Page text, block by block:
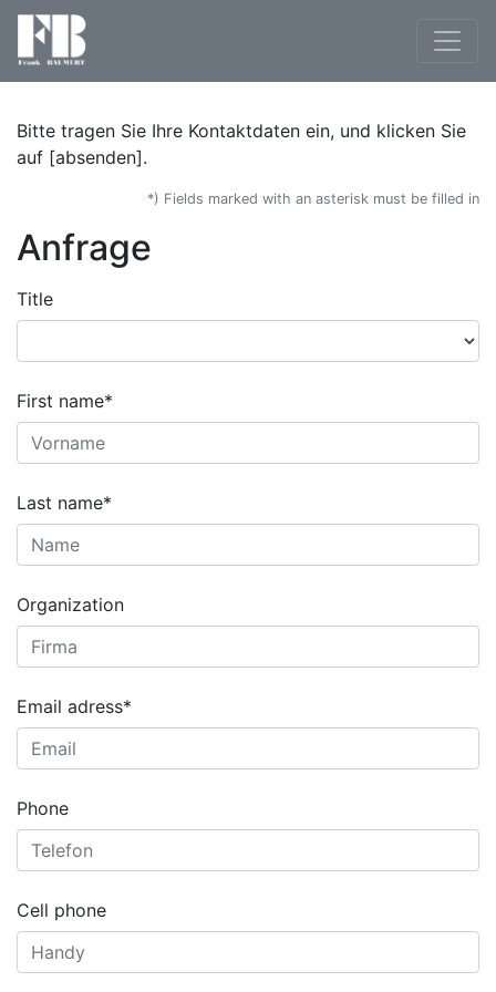
Bitte tragen Sie Ihre Kontaktdaten ein, und klicken Sie
auf [absenden].
*) Fields marked with an asterisk must be filled in
Anfrage
Title
First name*
Last name*
Organization
Email adress*
Phone
Cell phone